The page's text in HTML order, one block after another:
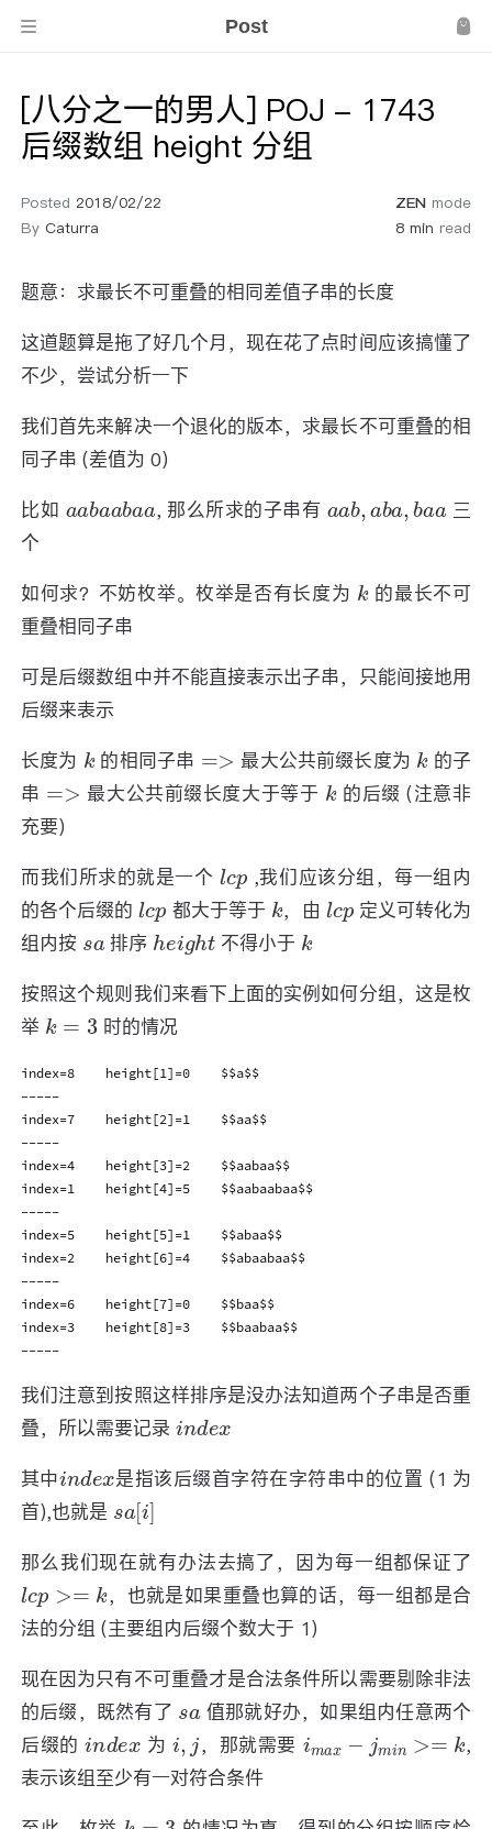
Post
[八分之一的男人] POJ - 1743
后缀数组 height 分组
Posted 2018/02/22 ZEN mode
By Caturra 8 min read
题意：求最长不可重叠的相同差值子串的长度
这道题算是拖了好几个月，现在花了点时间应该搞懂了
不少，尝试分析一下
我们首先来解决一个退化的版本，求最长不可重叠的相
同子串 (差值为 0)
比如
b ab
, 那么所求的子串有
b b b
三
个
如何求？不妨枚举。枚举是否有长度为
k
的最长不可
重叠相同子串
可是后缀数组中并不能直接表示出子串，只能间接地用
后缀来表示
长度为
k
的相同子串 最大公共前缀长度为
k
的子
串
最大公共前缀长度大于等于
k
的后缀 (注意非
充要)
而我们所求的就是一个
lc
,我们应该分组，每一组内
的各个后缀的
lc
都大于等于
k
，由
lc
定义可转化为
组内按
排序
h i gh t
不得小于
k
按照这个规则我们来看下上面的实例如何分组，这是枚
举
k
时的情况
index=8    height[1]=0    $$a$$
-----
index=7    height[2]=1    $$aa$$
-----
index=4    height[3]=2    $$aabaa$$
index=1    height[4]=5    $$aabaabaa$$
-----
index=5    height[5]=1    $$abaa$$
index=2    height[6]=4    $$abaabaa$$
-----
index=6    height[7]=0    $$baa$$
index=3    height[8]=3    $$baabaa$$
我们注意到按照这样排序是没办法知道两个子串是否重
叠，所以需要记录
in de
其中
in de
是指该后缀首字符在字符串中的位置 (1 为
首),也就是
[i]
那么我们现在就有办法去搞了，因为每一组都保证了
lc
，也就是如果重叠也算的话，每一组都是合
法的分组 (主要组内后缀个数大于 1)
现在因为只有不可重叠才是合法条件所以需要剔除非法
的后缀，既然有了
值那就好办，如果组内任意两个
后缀的
in de
为
i,
，那就需要
im m
,
表示该组至少有一对符合条件
k